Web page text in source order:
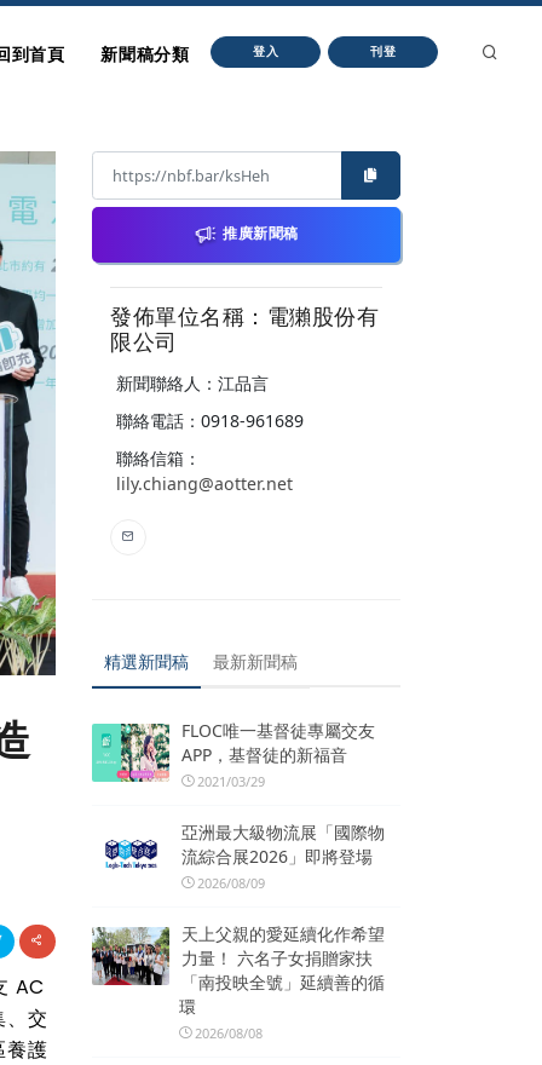
到首頁 新聞稿分類 登入 刊登
AC
、交
養護
推廣新聞稿
發佈單位名稱：電獺股份有
限公司
新聞聯絡人：江品言
聯絡電話：0918-961689
聯絡信箱：
lily.chiang@aotter.net
精選新聞稿 最新新聞稿
FLOC唯一基督徒專屬交友
APP，基督徒的新福音
2021/03/29
亞洲最大級物流展「國際物
流綜合展2026」即將登場
2026/08/09
天上父親的愛延續化作希望
力量！ 六名子女捐贈家扶
「南投映全號」延續善的循
環
2026/08/08